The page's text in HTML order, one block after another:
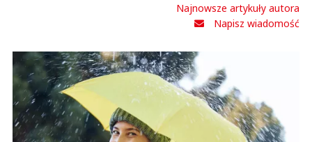
Najnowsze artykuły autora
Napisz wiadomość